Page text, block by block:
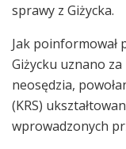
sprawy z Giżycka.
Jak poinformował
Giżycku uznano za
neosędzia,
(KRS)
wprowadzonych